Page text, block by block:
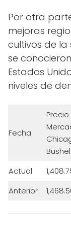
Por otra
mejoras
cultivos de la
se
Estados
niveles de
Fecha
Precio
Actual
Anterior